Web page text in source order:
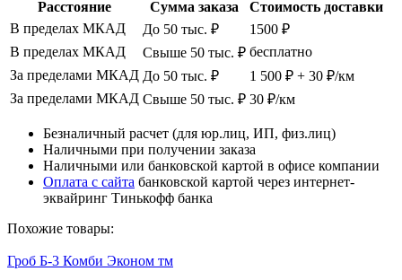
Расстояние Сумма заказа
Стоимость доставки
В пределах МКАД
До 50 тыс. ₽
1500 ₽
В пределах МКАД
Свыше 50 тыс. ₽ бесплатно
За пределами МКАД До 50 тыс. ₽
1 500 ₽ + 30 ₽/км
За пределами МКАД Свыше 50 тыс. ₽ 30 ₽/км
Безналичный расчет (для юр.лиц, ИП, физ.лиц)
Наличными при получении заказа
Наличными или банковской картой в офисе компании
Оплата с сайта банковской картой через интернет-
эквайринг Тинькофф банка
Похожие товары:
Гроб Б-3 Комби Эконом тм